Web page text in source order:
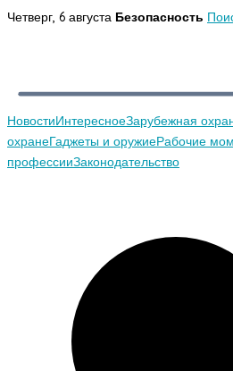
Перейти
Четверг, 6 августа Безопасность
НовостиИнтересноеЗарубежная
охранеГаджеты и оружиеРабочие
профессииЗаконодательство